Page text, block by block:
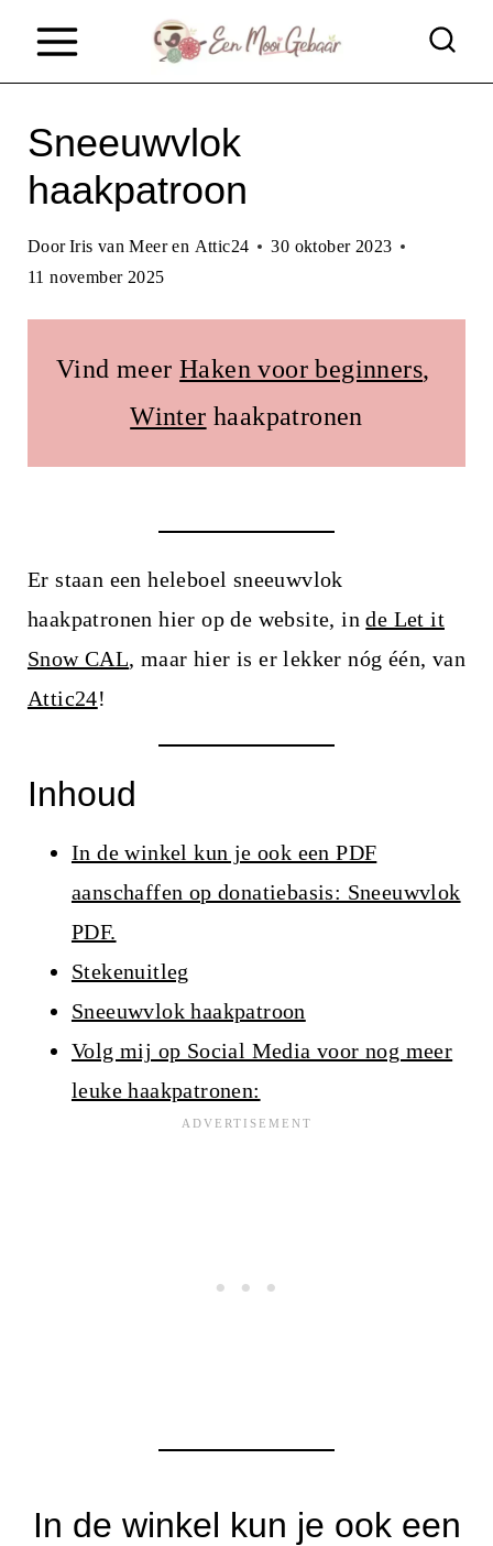
Sneeuwvlok
haakpatroon
Door Iris van Meer en Attic24
30 oktober 2023
11 november 2025
Vind meerHaken voor beginners
Winter haakpatronen
Er staan een heleboel sneeuwvlok
haakpatronen hier op de website, inde Let it
Snow CAL, maar hier is er lekker nóg één, van
Attic24!
Inhoud
In de winkel kun je ook een PDF
aanschaffen op donatiebasis: Sneeuwvlok
PDF.
Stekenuitleg
Sneeuwvlok haakpatroon
Volg mij op Social Media voor nog meer
leuke haakpatronen:
In de winkel kun je ook een